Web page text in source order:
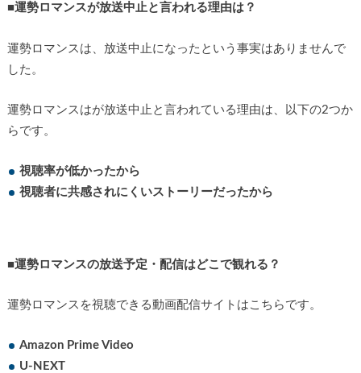
■運勢ロマンスが放送中止と言われる理由は？
運勢ロマンスは、放送中止になったという事実はありませんで
した。
運勢ロマンスはが放送中止と言われている理由は、以下の2つか
らです。
視聴率が低かったから
視聴者に共感されにくいストーリーだったから
■運勢ロマンスの放送予定・配信はどこで観れる？
運勢ロマンスを視聴できる動画配信サイトはこちらです。
Amazon Prime Video
U-NEXT